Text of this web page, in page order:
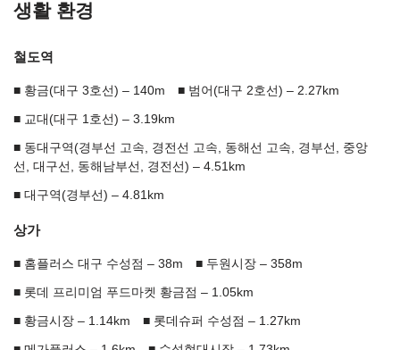
생활 환경
철도역
황금(대구 3호선) – 140m 범어(대구 2호선) – 2.27km
교대(대구 1호선) – 3.19km
동대구역(경부선 고속, 경전선 고속, 동해선 고속, 경부선, 중앙
선, 대구선, 동해남부선, 경전선) – 4.51km
대구역(경부선) – 4.81km
상가
홈플러스 대구 수성점 – 38m 두원시장 – 358m
롯데 프리미엄 푸드마켓 황금점 – 1.05km
황금시장 – 1.14km 롯데슈퍼 수성점 – 1.27km